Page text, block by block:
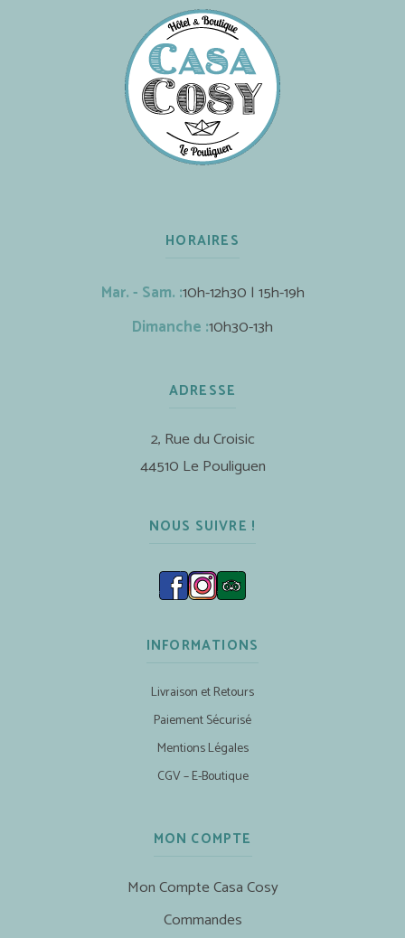
HORAIRES
Mar. - Sam. :10h-12h30 | 15h-19h
Dimanche :10h30-13h
ADRESSE
2, Rue du Croisic
44510 Le Pouliguen
NOUS SUIVRE !
INFORMATIONS
Livraison et Retours
Paiement Sécurisé
Mentions Légales
CGV – E-Boutique
MON COMPTE
Mon Compte Casa Cosy
Commandes